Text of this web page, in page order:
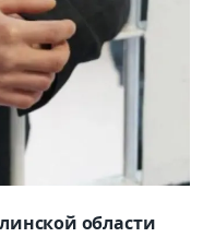
области